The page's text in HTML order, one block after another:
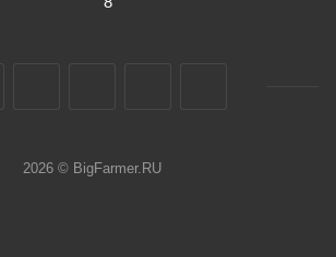
2026 © BigFarmer.RU